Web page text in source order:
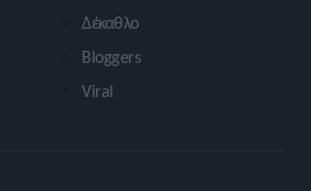
Δέκαθλο
Bloggers
Viral